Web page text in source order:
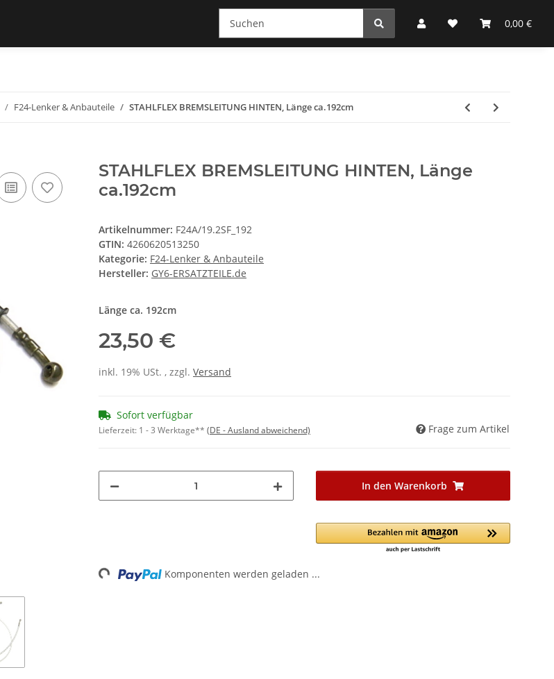
0,00 €
F24-Lenker & Anbauteile STAHLFLEX BREMSLEITUNG HINTEN, Länge ca.192cm
STAHLFLEX BREMSLEITUNG HINTEN, Länge
ca.192cm
Artikelnummer: F24A/19.2SF_192
GTIN: 4260620513250
Kategorie: F24-Lenker & Anbauteile
Hersteller: GY6-ERSATZTEILE.de
Länge ca. 192cm
23,50 €
inkl. 19% USt. , zzgl. Versand
Sofort verfügbar
Lieferzeit: 1 - 3 Werktage** (DE - Ausland abweichend) Frage zum Artikel
In den Warenkorb
Loading... Komponenten werden geladen ...